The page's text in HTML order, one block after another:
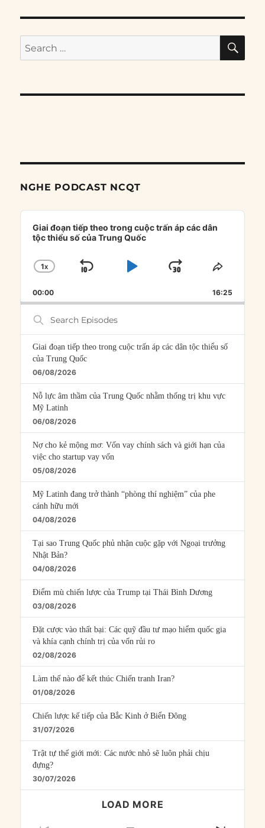
Search
for:
NGHE PODCAST NCQT
Audio
Player
Giai đoạn tiếp theo trong cuộc trấn áp các dân
tộc thiểu số của Trung Quốc
CHANGE
RATE
1X
SKIP
PLAYJUMP
FORWARD
SHARE
00:00 16:25
Search
Episodes
Giai đoạn tiếp theo trong cuộc trấn áp các dân tộc thiểu số
của Trung Quốc
06/08/2026
Nỗ lực âm thầm của Trung Quốc nhằm thống trị khu vực
Mỹ Latinh
06/08/2026
Nợ cho kẻ mộng mơ: Vốn vay chính sách và giới hạn của
việc cho startup vay vốn
05/08/2026
Mỹ Latinh đang trở thành “phòng thí nghiệm” của phe
cánh hữu mới
04/08/2026
Tại sao Trung Quốc phủ nhận cuộc gặp với Ngoại trưởng
Nhật Bản?
04/08/2026
Điểm mù chiến lược của Trump tại Thái Bình Dương
03/08/2026
Đặt cược vào thất bại: Các quỹ đầu tư mạo hiểm quốc gia
và khía cạnh chính trị của vốn rủi ro
02/08/2026
Làm thế nào để kết thúc Chiến tranh Iran?
01/08/2026
Chiến lược kế tiếp của Bắc Kinh ở Biển Đông
31/07/2026
Trật tự thế giới mới: Các nước nhỏ sẽ luôn phải chịu
đựng?
30/07/2026
LOAD MORE